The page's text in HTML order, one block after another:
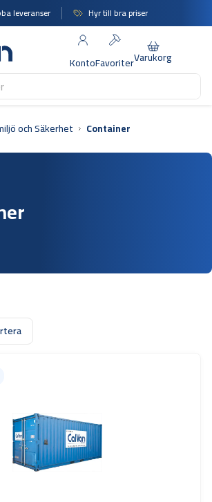
leveranser Hyr till bra priser
KontoFavoriterVarukorg
och Säkerhet Container